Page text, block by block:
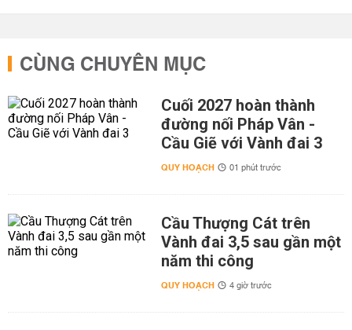
CÙNG CHUYÊN MỤC
Cuối 2027 hoàn thành
đường nối Pháp Vân -
Cầu Giẽ với Vành đai 3
QUY HOẠCH 01 phút trước
Cầu Thượng Cát trên
Vành đai 3,5 sau gần một
năm thi công
QUY HOẠCH 4 giờ trước